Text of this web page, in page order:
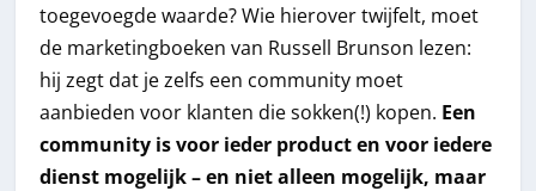
toegevoegde waarde? Wie hierover twijfelt, moet
de marketingboeken van Russell Brunson lezen:
hij zegt dat je zelfs een community moet
aanbieden voor klanten die sokken(!) kopen. Een
community is voor ieder product en voor iedere
dienst mogelijk – en niet alleen mogelijk, maar